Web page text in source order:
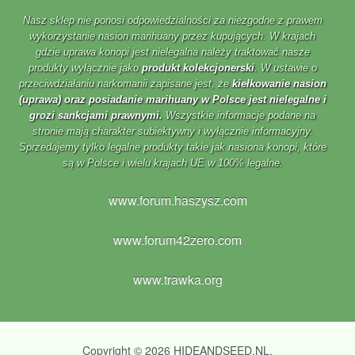
Nasz sklep nie ponosi odpowiedzialności za niezgodne z prawem
wykorzystanie nasion marihuany przez kupujących. W krajach
gdzie uprawa konopi jest nielegalna należy traktować nasze
produkty wyłącznie jakoprodukt kolekcjonerski. W ustawie o
przeciwdziałaniu narkomanii zapisane jest, żekiełkowanie nasion
(uprawa) oraz posiadanie marihuany w Polsce jest nielegalne i
grozi sankcjami prawnymi. Wszystkie informacje podane na
stronie mają charakter subiektywny i wyłącznie informacyjny.
Sprzedajemy tylko legalne produkty takie jak nasiona konopi, które
są w Polsce i wielu krajach UE w 100% legalne.
www.forum.haszysz.com
www.forum42zero.com
www.trawka.org
Copyright © 2026 HIDEANDSEED.NL.